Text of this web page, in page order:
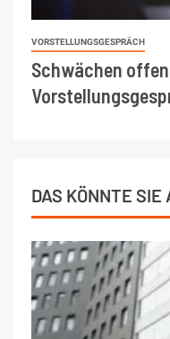
VORSTELLUNGSGESPRÄCH
Schwächen
DAS KÖNNTE